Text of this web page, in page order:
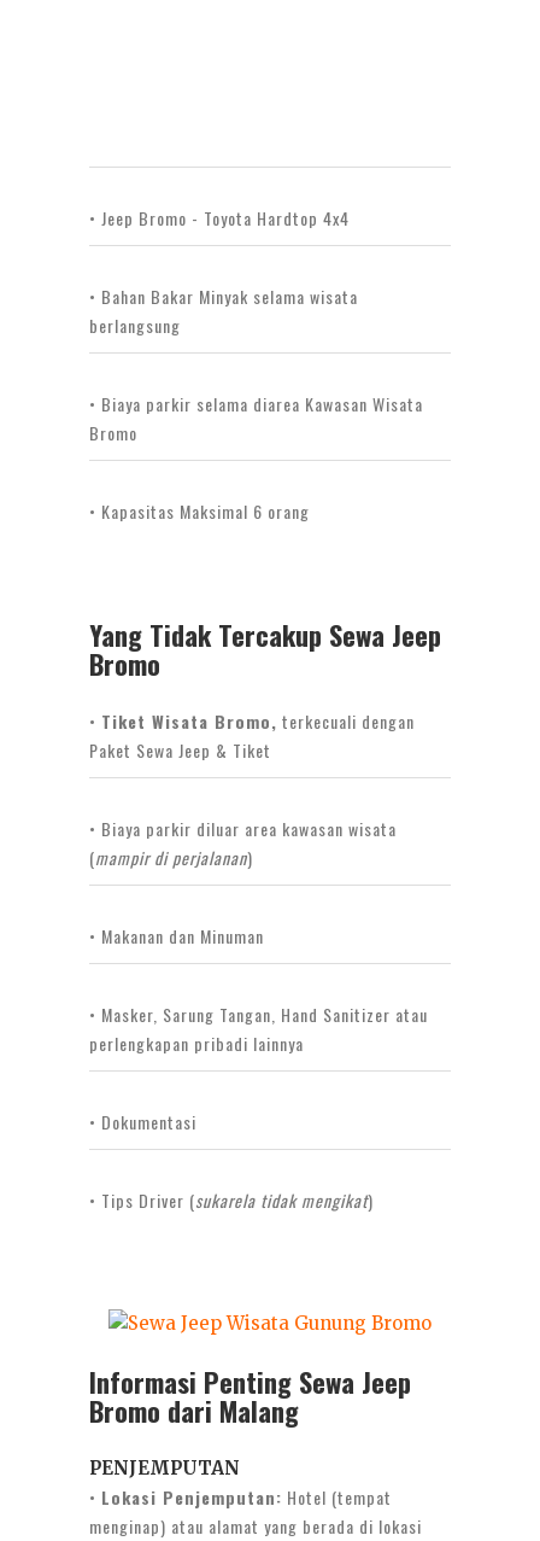
• Jeep Bromo - Toyota Hardtop 4x4
• Bahan Bakar Minyak selama wisata
berlangsung
• Biaya parkir selama diarea Kawasan Wisata
Bromo
• Kapasitas Maksimal 6 orang
Yang Tidak Tercakup Sewa Jeep
Bromo
• Tiket Wisata Bromo, terkecuali dengan
Paket Sewa Jeep & Tiket
• Biaya parkir diluar area kawasan wisata
(mampir di perjalanan)
• Makanan dan Minuman
• Masker, Sarung Tangan, Hand Sanitizer atau
perlengkapan pribadi lainnya
• Dokumentasi
• Tips Driver (sukarela tidak mengikat)
Informasi Penting Sewa Jeep
Bromo dari Malang
PENJEMPUTAN
• Lokasi Penjemputan: Hotel (tempat
menginap) atau alamat yang berada di lokasi